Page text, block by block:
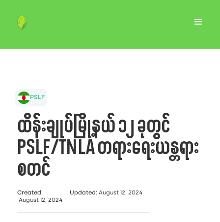
PSLF
ထိန်းချုပ်မြို့နယ် ၁၂ ခုတွင်
PSLF/TNLA တရားရေးယန္တရား
စတင်
Created:
August 12, 2024
Updated: August 12, 2024